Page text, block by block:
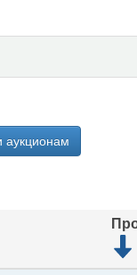
аукционам